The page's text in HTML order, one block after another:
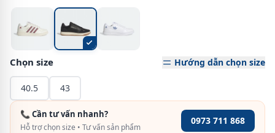
Chọn size Hướng dẫn chọn size
40.5 43
📞 Cần tư vấn nhanh?
Hỗ trợ chọn size • Tư vấn sản phẩm
0973 711 868